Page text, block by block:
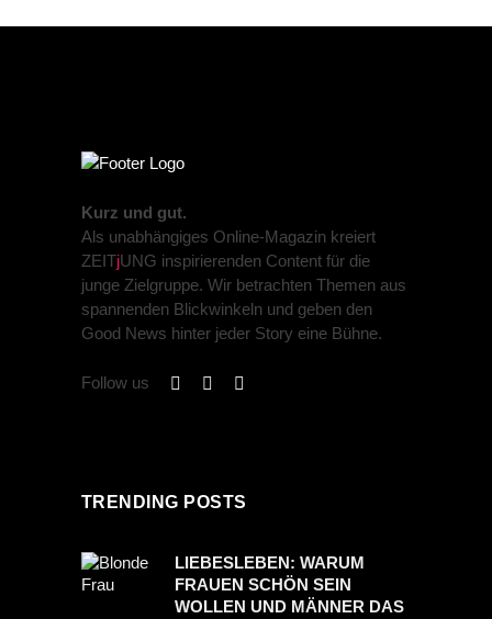
Kurz und gut.
Als unabhängiges Online-Magazin kreiert
ZEITjUNG inspirierenden Content für die
junge Zielgruppe. Wir betrachten Themen aus
spannenden Blickwinkeln und geben den
Good News hinter jeder Story eine Bühne.
Follow us
TRENDING POSTS
LIEBESLEBEN: WARUM
FRAUEN SCHÖN SEIN
WOLLEN UND MÄNNER DAS